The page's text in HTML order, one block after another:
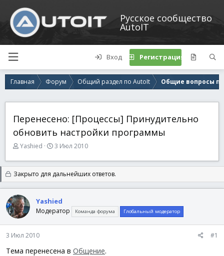
Русское сообщество
AutoIT
Вход Регистрация
Главная Форум Общий раздел по AutoIt Общие вопросы
Перенесено: [Процессы] Принудительно
обновить настройки программы
А
т
о
р
т
е
м
ы
Yashied
Д
т
а
н
а
ч
а
а
3 Июл 2010
Закрыто для дальнейших ответов.
Yashied
Модератор Команда форума Глобальный модератор
3 Июл 2010 #1
Тема перенесена в Общение.